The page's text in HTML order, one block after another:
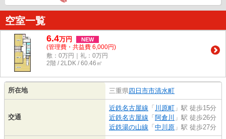
空室一覧
6.4万円 NEW
(管理費・共益費 6,000円)
敷：0万円｜礼：0万円
2階 / 2LDK / 60.46㎡
所在地 三重県四日市市清水町
交通
近鉄名古屋線 「 川原町 」駅 徒歩15分
近鉄名古屋線 「 阿倉川 」駅 徒歩26分
近鉄湯の山線 「 中川原 」駅 徒歩27分